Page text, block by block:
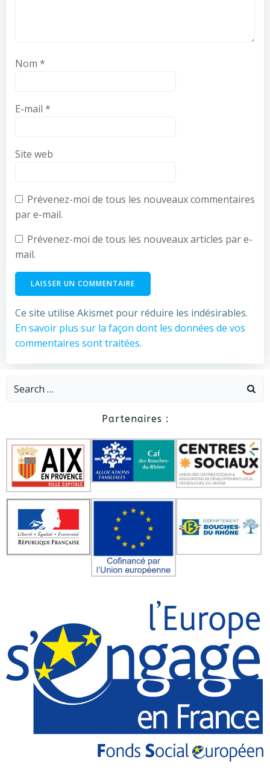
Nom *
E-mail *
Site web
Prévenez-moi de tous les nouveaux commentaires
par e-mail.
Prévenez-moi de tous les nouveaux articles par e-
mail.
Ce site utilise Akismet pour réduire les indésirables.
En savoir plus sur la façon dont les données de vos
commentaires sont traitées.
Search
Partenaires :